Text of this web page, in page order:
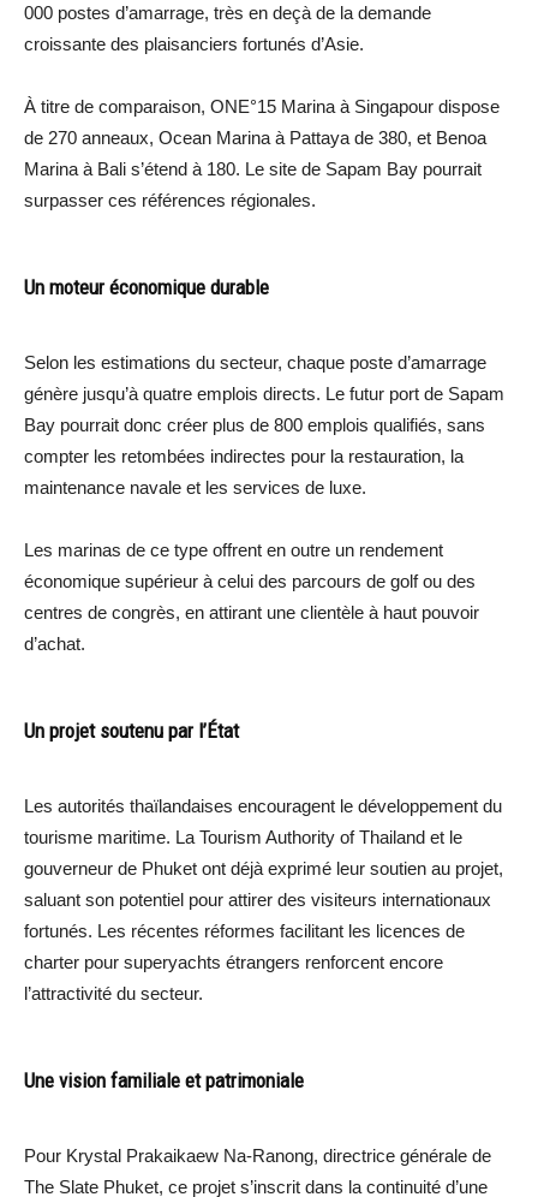
000 postes d’amarrage, très en deçà de la demande
croissante des plaisanciers fortunés d’Asie.
À titre de comparaison, ONE°15 Marina à Singapour dispose
de 270 anneaux, Ocean Marina à Pattaya de 380, et Benoa
Marina à Bali s’étend à 180. Le site de Sapam Bay pourrait
surpasser ces références régionales.
Un moteur économique durable
Selon les estimations du secteur, chaque poste d’amarrage
génère jusqu’à quatre emplois directs. Le futur port de Sapam
Bay pourrait donc créer plus de 800 emplois qualifiés, sans
compter les retombées indirectes pour la restauration, la
maintenance navale et les services de luxe.
Les marinas de ce type offrent en outre un rendement
économique supérieur à celui des parcours de golf ou des
centres de congrès, en attirant une clientèle à haut pouvoir
d’achat.
Un projet soutenu par l’État
Les autorités thaïlandaises encouragent le développement du
tourisme maritime. La Tourism Authority of Thailand et le
gouverneur de Phuket ont déjà exprimé leur soutien au projet,
saluant son potentiel pour attirer des visiteurs internationaux
fortunés. Les récentes réformes facilitant les licences de
charter pour superyachts étrangers renforcent encore
l’attractivité du secteur.
Une vision familiale et patrimoniale
Pour Krystal Prakaikaew Na-Ranong, directrice générale de
The Slate Phuket, ce projet s’inscrit dans la continuité d’une